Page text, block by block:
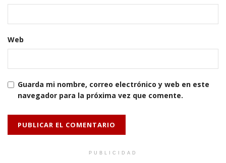
Web
Guarda mi nombre, correo electrónico y web en este
navegador para la próxima vez que comente.
PUBLICIDAD